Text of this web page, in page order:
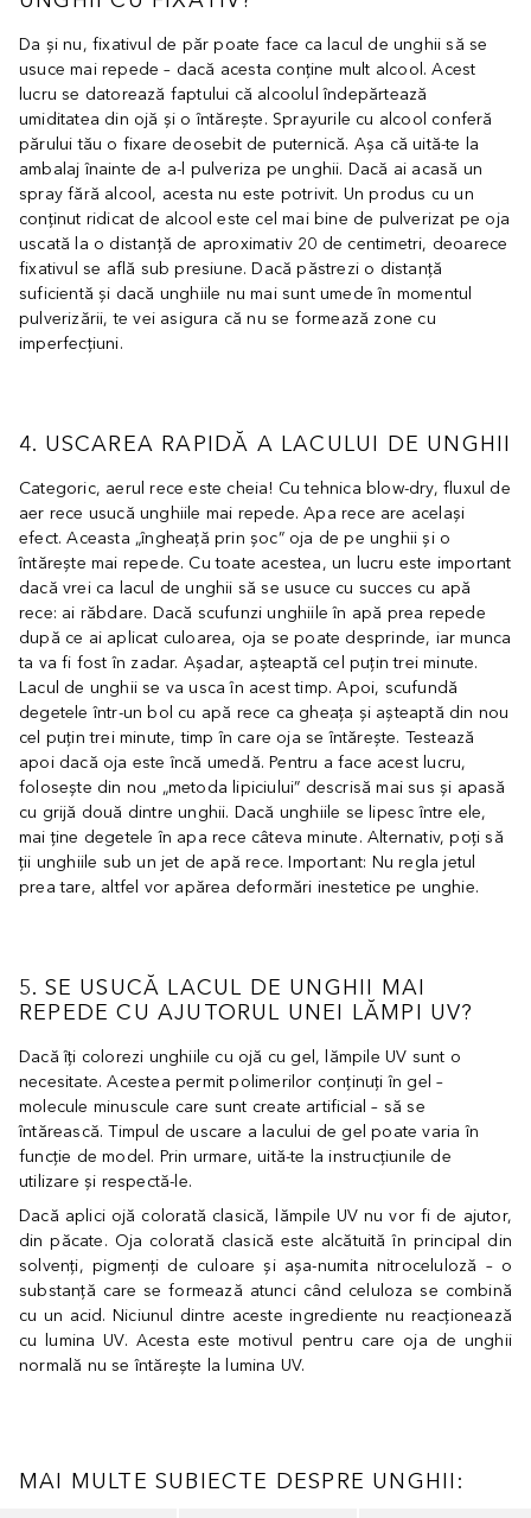
Da și nu, fixativul de păr poate face ca lacul de unghii să se
usuce mai repede – dacă acesta conține mult alcool. Acest
lucru se datorează faptului că alcoolul îndepărtează
umiditatea din ojă și o întărește. Sprayurile cu alcool conferă
părului tău o fixare deosebit de puternică. Așa că uită-te la
ambalaj înainte de a-l pulveriza pe unghii. Dacă ai acasă un
spray fără alcool, acesta nu este potrivit. Un produs cu un
conținut ridicat de alcool este cel mai bine de pulverizat pe oja
uscată la o distanță de aproximativ 20 de centimetri, deoarece
fixativul se află sub presiune. Dacă păstrezi o distanță
suficientă și dacă unghiile nu mai sunt umede în momentul
pulverizării, te vei asigura că nu se formează zone cu
imperfecțiuni.
4. USCAREA RAPIDĂ A LACULUI DE UNGHII
Categoric, aerul rece este cheia! Cu tehnica blow-dry, fluxul de
aer rece usucă unghiile mai repede. Apa rece are același
efect. Aceasta „îngheață prin șoc” oja de pe unghii și o
întărește mai repede. Cu toate acestea, un lucru este important
dacă vrei ca lacul de unghii să se usuce cu succes cu apă
rece: ai răbdare. Dacă scufunzi unghiile în apă prea repede
după ce ai aplicat culoarea, oja se poate desprinde, iar munca
ta va fi fost în zadar. Așadar, așteaptă cel puțin trei minute.
Lacul de unghii se va usca în acest timp. Apoi, scufundă
degetele într-un bol cu apă rece ca gheața și așteaptă din nou
cel puțin trei minute, timp în care oja se întărește. Testează
apoi dacă oja este încă umedă. Pentru a face acest lucru,
folosește din nou „metoda lipiciului” descrisă mai sus și apasă
cu grijă două dintre unghii. Dacă unghiile se lipesc între ele,
mai ține degetele în apa rece câteva minute. Alternativ, poți să
ții unghiile sub un jet de apă rece. Important: Nu regla jetul
prea tare, altfel vor apărea deformări inestetice pe unghie.
5. SE USUCĂ LACUL DE UNGHII MAI
REPEDE CU AJUTORUL UNEI LĂMPI UV?
Dacă îți colorezi unghiile cu ojă cu gel, lămpile UV sunt o
necesitate. Acestea permit polimerilor conținuți în gel –
molecule minuscule care sunt create artificial – să se
întărească. Timpul de uscare a lacului de gel poate varia în
funcție de model. Prin urmare, uită-te la instrucțiunile de
utilizare și respectă-le.
Dacă aplici ojă colorată clasică, lămpile UV nu vor fi de ajutor,
din păcate. Oja colorată clasică este alcătuită în principal din
solvenți, pigmenți de culoare și așa-numita nitroceluloză – o
substanță care se formează atunci când celuloza se combină
cu un acid. Niciunul dintre aceste ingrediente nu reacționează
cu lumina UV. Acesta este motivul pentru care oja de unghii
normală nu se întărește la lumina UV.
MAI MULTE SUBIECTE DESPRE UNGHII: